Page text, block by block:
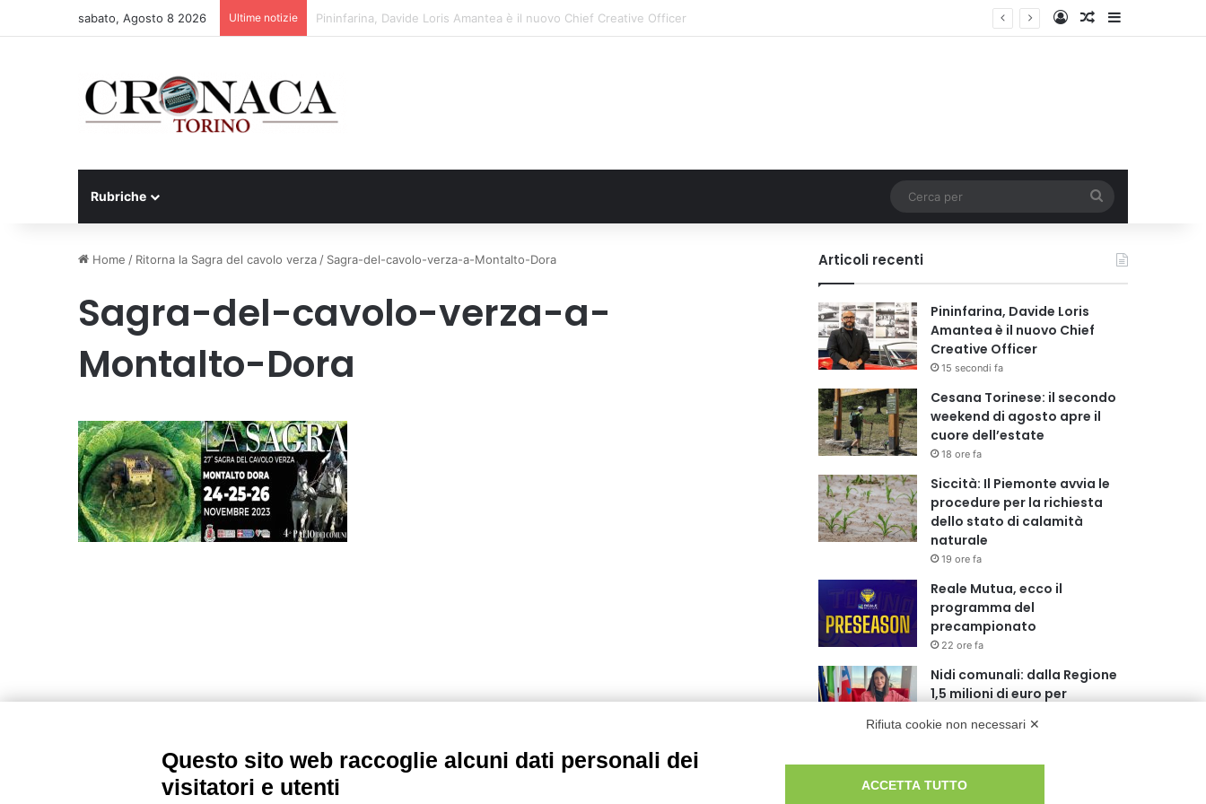
sabato, Agosto 8 2026 Ultime notizie Cesana Torinese: il secondo weekend di agosto apre il cuore dell’estate AccediUn articolo a
Rubriche
per
Home / Ritorna la Sagra del cavolo verza / Sagra-del-cavolo-verza-a-Montalto-Dora
Sagra-del-cavolo-verza-a-
Montalto-Dora
Articoli recenti
Pininfarina, Davide Loris
Amantea è il nuovo Chief
Creative Officer
15 secondi fa
Cesana Torinese: il secondo
weekend di agosto apre il
cuore dell’estate
18 ore fa
Siccità: Il Piemonte avvia le
procedure per la richiesta
dello stato di calamità
naturale
19 ore fa
Reale Mutua, ecco il
programma del
precampionato
22 ore fa
Nidi comunali: dalla Regione
1,5 milioni di euro per
parità di tariffa
Eclissi di Sole del 12 agosto:
Rifiuta cookie non necessari ✕
Questo sito web raccoglie alcuni dati personali dei
visitatori e utenti
ACCETTA TUTTO